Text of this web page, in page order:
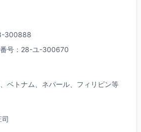
300888
号：28-ユ-300670
ベトナム、ネパール、フィリピン等